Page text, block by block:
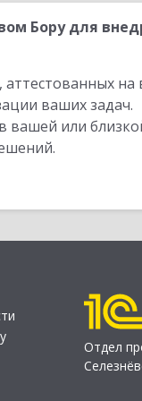
Бору для
аттестованных
ваших задач.
или
Отдел